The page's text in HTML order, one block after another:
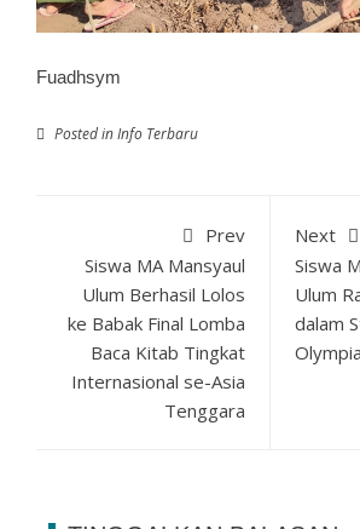
Fuadhsym
Posted inInfo Terbaru
Prev
Siswa MA Mansyaul
Ulum Berhasil Lolos
ke Babak Final Lomba
Baca Kitab Tingkat
Internasional se-Asia
Tenggara
Next
Siswa
Ulum
dalam